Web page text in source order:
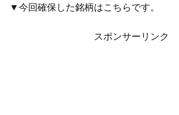
▼今回確保した銘柄はこちらです。
スポンサーリンク